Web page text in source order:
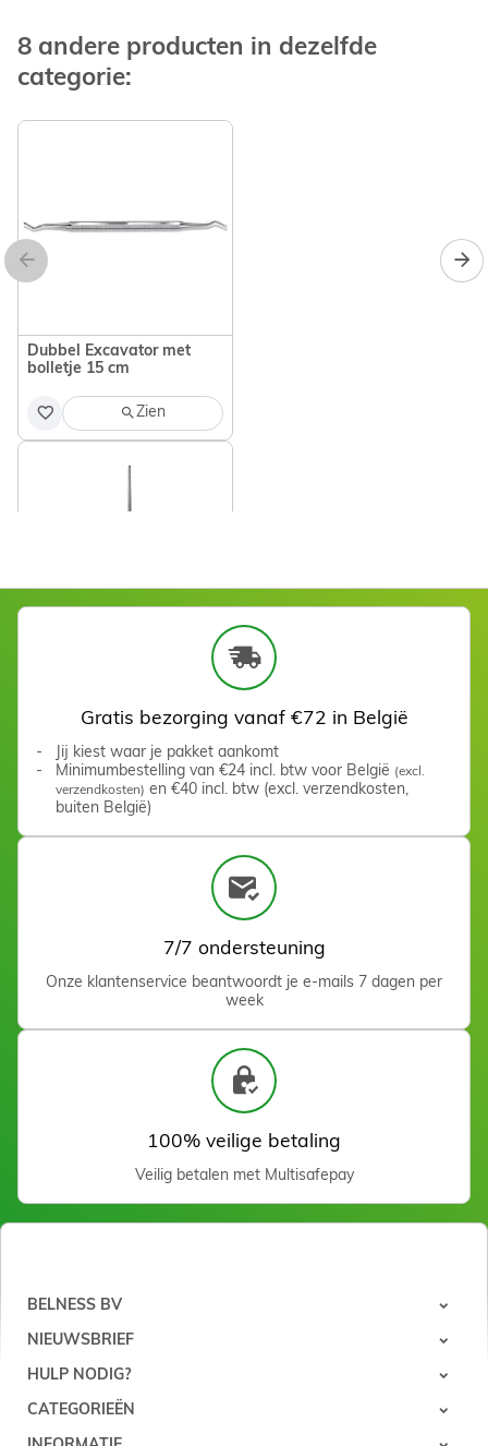
8 andere producten in dezelfde
categorie:
Dubbel Excavator met
bolletje 15 cm
Zien
Holle beitel 13 cm - 2 mm
Zien
Holle beitel 14 cm - 0,8
Gratis bezorging vanaf €72 in België
Jij kiest waar je pakket aankomt
Minimumbestelling van €24 incl. btw voor België (excl.
verzendkosten) en €40 incl. btw (excl. verzendkosten,
buiten België)
7/7 ondersteuning
Onze klantenservice beantwoordt je e-mails 7 dagen per
week
100% veilige betaling
Veilig betalen met Multisafepay
BELNESS BV
NIEUWSBRIEF
HULP NODIG?
CATEGORIEËN